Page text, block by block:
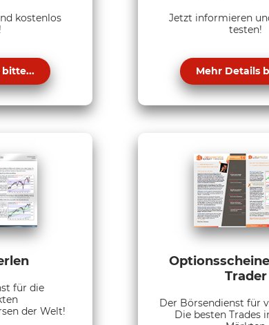
kostenlos
bitte...
Jetzt informieren
testen!
Mehr Details
für die
der Welt!
Trader
Der Börsendienst für
Die besten Trades